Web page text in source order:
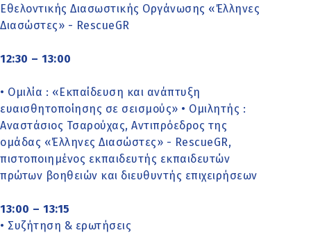
Εθελοντικής Διασωστικής Οργάνωσης «Έλληνες
Διασώστες» - RescueGR
12:30 – 13:00
• Ομιλία : «Εκπαίδευση και ανάπτυξη
ευαισθητοποίησης σε σεισμούς» • Ομιλητής :
Αναστάσιος Τσαρούχας, Αντιπρόεδρος της
ομάδας «Έλληνες Διασώστες» - RescueGR,
πιστοποιημένος εκπαιδευτής εκπαιδευτών
πρώτων βοηθειών και διευθυντής επιχειρήσεων
13:00 – 13:15
• Συζήτηση & ερωτήσεις